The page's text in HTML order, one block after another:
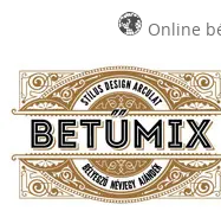
Online
tartalomhoz